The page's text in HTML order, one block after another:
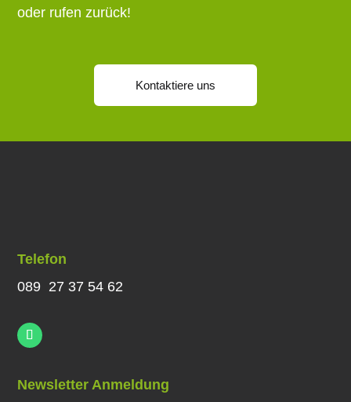
oder rufen zurück!
Kontaktiere uns
Telefon
089 27 37 54 62
Newsletter Anmeldung